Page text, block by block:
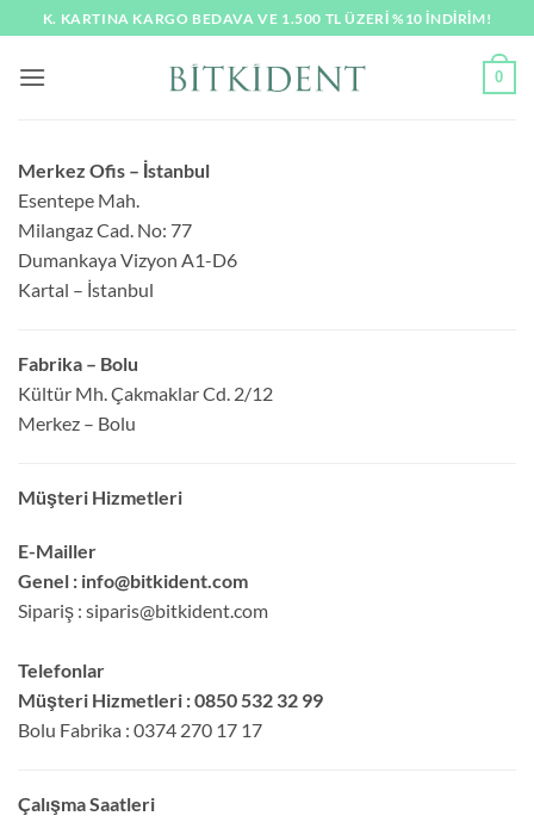
İçeriğe
atla
K. KARTINA KARGO BEDAVA VE 1.500 TL ÜZERI %10 İNDİRİM!
0
Merkez Ofis – İstanbul
Esentepe Mah.
Milangaz Cad. No: 77
Dumankaya Vizyon A1-D6
Kartal – İstanbul
Fabrika – Bolu
Kültür Mh. Çakmaklar Cd. 2/12
Merkez – Bolu
Müşteri Hizmetleri
E-Mailler
Genel : info@bitkident.com
Sipariş : siparis@bitkident.com
Telefonlar
Müşteri Hizmetleri :0850 532 32 99
Bolu Fabrika : 0374 270 17 17
Çalışma Saatleri